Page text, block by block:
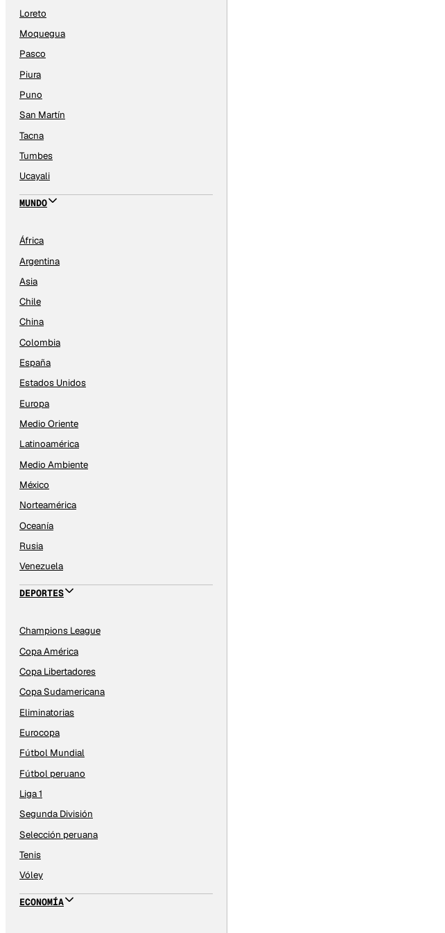
Loreto
Moquegua
Pasco
Piura
Puno
San Martín
Tacna
Tumbes
Ucayali
MUNDO
África
Argentina
Asia
Chile
China
Colombia
España
Estados Unidos
Europa
Medio Oriente
Latinoamérica
Medio Ambiente
México
Norteamérica
Oceanía
Rusia
Venezuela
DEPORTES
Champions League
Copa América
Copa Libertadores
Copa Sudamericana
Eliminatorias
Eurocopa
Fútbol Mundial
Fútbol peruano
Liga 1
Segunda División
Selección peruana
Tenis
Vóley
ECONOMÍA